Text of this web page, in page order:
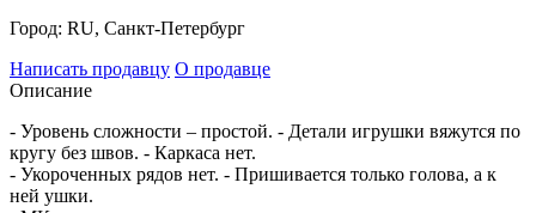
Город: RU, Санкт-Петербург
Написать продавцу О продавце
Описание
- Уровень сложности – простой. - Детали игрушки вяжутся по
кругу без швов. - Каркаса нет.
- Укороченных рядов нет. - Пришивается только голова, а к
ней ушки.